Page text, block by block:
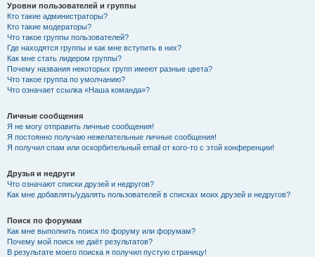
Уровни пользователей и группы
Кто такие администраторы?
Кто такие модераторы?
Что такое группы пользователей?
Где находятся группы и как мне вступить в них?
Как мне стать лидером группы?
Почему названия некоторых групп имеют разные цвета?
Что такое группа по умолчанию?
Что означает ссылка «Наша команда»?
Личные сообщения
Я не могу отправить личные сообщения!
Я постоянно получаю нежелательные личные сообщения!
Я получил спам или оскорбительный email от кого-то с этой конференции!
Друзья и недруги
Что означают списки друзей и недругов?
Как мне добавлять/удалять пользователей в списках моих друзей и недругов?
Поиск по форумам
Как мне выполнить поиск по форуму или форумам?
Почему мой поиск не даёт результатов?
В результате моего поиска я получил пустую страницу!